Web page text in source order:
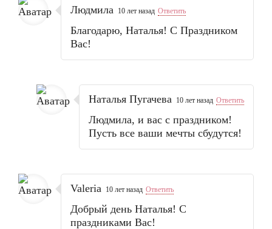
Людмила 10 лет назад Ответить
Благодарю, Наталья! С Праздником
Вас!
Наталья Пугачева 10 лет назад Ответить
Людмила, и вас с праздником!
Пусть все ваши мечты сбудутся!
Valeria 10 лет назад Ответить
Добрый день Наталья! С
праздниками Вас!